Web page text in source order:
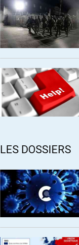
LES DOSSIERS